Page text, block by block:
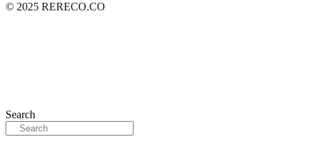
© 2025 RERECO.CO
Search